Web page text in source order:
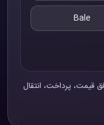
Bale
قیمت، پرداخت، انتقال